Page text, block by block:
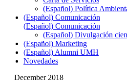
(Español) Política
(Español) Comunicación
(Español) Comunicación
(Español) Divulgación
(Español) Marketing
(Español) Alumni UMH
Novedades
December 2018